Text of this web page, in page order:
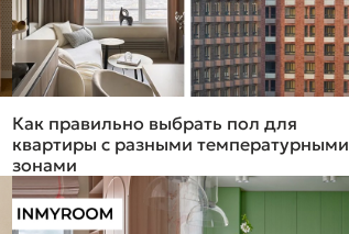
Как правильно выбрать пол для
квартиры с разными температурными
зонами